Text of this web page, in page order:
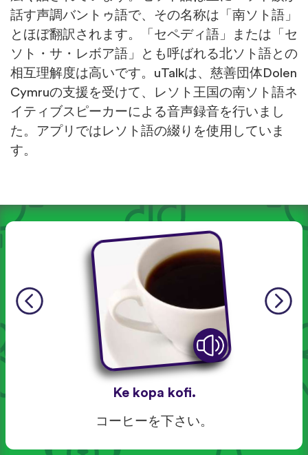
話す声調バントゥ語で、その名称は「南ソト語」
とほぼ翻訳されます。「セペディ語」または「セ
ソト・サ・レボア語」とも呼ばれる北ソト語との
相互理解度は高いです。uTalkは、慈善団体Dolen
Cymruの支援を受けて、レソト王国の南ソト語ネ
イティブスピーカーによる音声録音を行いまし
た。アプリではレソト語の綴りを使用していま
す。
Ke kopa kofi.
コーヒーを下さい。